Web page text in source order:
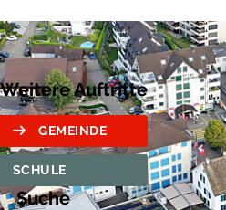
Weitere Auftritte
GEMEINDE
SCHULE
Suche